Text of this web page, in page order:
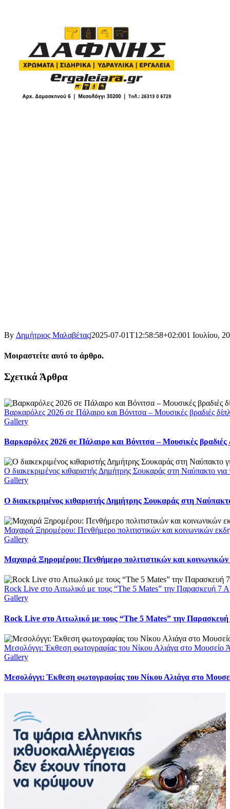
By Δημήτριος Μαλαβέτας|2025-07-01T12:58:58+02:001 Ιουλίου,
Μοιραστείτε αυτό το άρθρο.
Facebook
X
LinkedIn
WhatsApp
Email
Σχετικά Άρθρα
Βαρκαρόλες 2026 σε Πάλαιρο και Βόνιτσα – Μουσικές βραδιές
Gallery
Βαρκαρόλες 2026 σε Πάλαιρο και Βόνιτσα – Μουσικές
Ο διακεκριμένος κιθαριστής Δημήτρης Σουκαράς στη Ναύπακτο
Gallery
Ο διακεκριμένος κιθαριστής Δημήτρης Σουκαράς στη
Μαχαιρά Ξηρομέρου: Πενθήμερο πολιτιστικών και κοινωνικών
Gallery
Μαχαιρά Ξηρομέρου: Πενθήμερο πολιτιστικών και
Rock Live στο Αιτωλικό με τους “The 5 Mates” την Παρασκευή 7
Gallery
Rock Live στο Αιτωλικό με τους “The 5 Mates” την
Μεσολόγγι: Έκθεση φωτογραφίας του Νίκου Αλιάγα στο Μουσείο
Gallery
Μεσολόγγι: Έκθεση φωτογραφίας του Νίκου Αλιάγα στο